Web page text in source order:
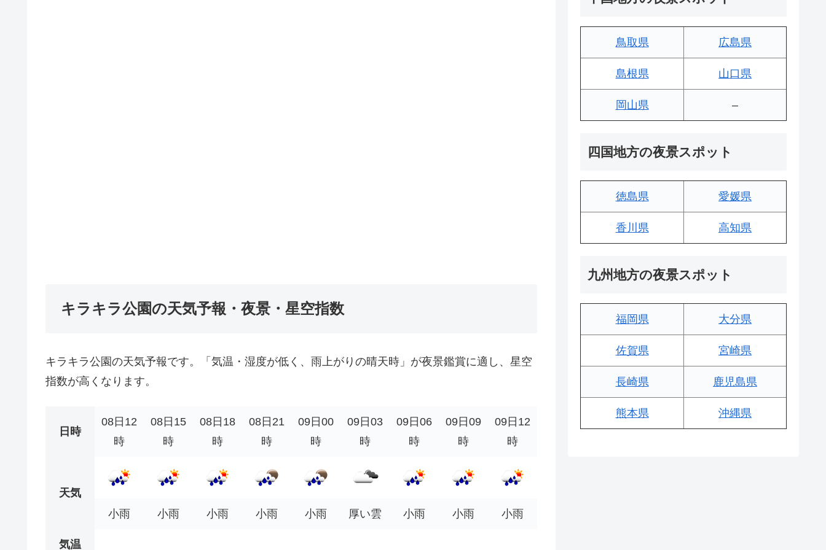
キラキラ公園の天気予報・夜景・星空指数
キラキラ公園の天気予報です。「気温・湿度が低く、雨上がりの晴天時」が夜景鑑賞に適し、星空
指数が高くなります。
日時
08日12
時
08日15
時
08日18
時
08日21
時
09日00
時
09日03
時
09日06
時
09日09
時
09日12
時
天気
小雨
小雨 小雨 小雨 小雨 厚い雲 小雨 小雨 小雨
気温
鳥取県 広島県
島根県 山口県
岡山県 –
四国地方の夜景スポット
徳島県 愛媛県
香川県 高知県
九州地方の夜景スポット
福岡県 大分県
佐賀県 宮崎県
長崎県 鹿児島県
熊本県 沖縄県